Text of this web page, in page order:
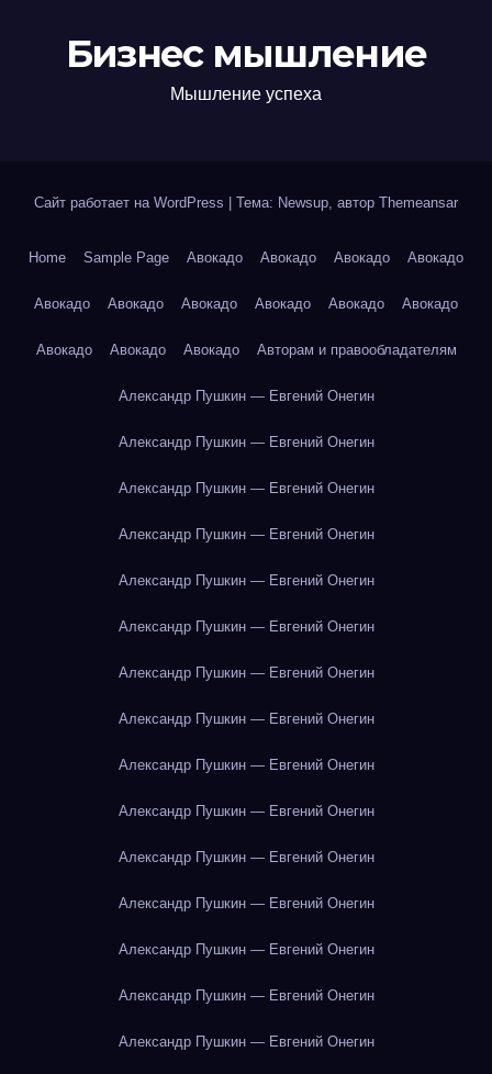
Бизнес мышление
Мышление успеха
Сайт работает на WordPress Тема: Newsup, автор Themeansar
Home Sample Page Авокадо Авокадо Авокадо Авокадо
Авокадо Авокадо Авокадо Авокадо Авокадо Авокадо
Авокадо Авокадо Авокадо Авторам и правообладателям
Александр Пушкин — Евгений Онегин
Александр Пушкин — Евгений Онегин
Александр Пушкин — Евгений Онегин
Александр Пушкин — Евгений Онегин
Александр Пушкин — Евгений Онегин
Александр Пушкин — Евгений Онегин
Александр Пушкин — Евгений Онегин
Александр Пушкин — Евгений Онегин
Александр Пушкин — Евгений Онегин
Александр Пушкин — Евгений Онегин
Александр Пушкин — Евгений Онегин
Александр Пушкин — Евгений Онегин
Александр Пушкин — Евгений Онегин
Александр Пушкин — Евгений Онегин
Александр Пушкин — Евгений Онегин